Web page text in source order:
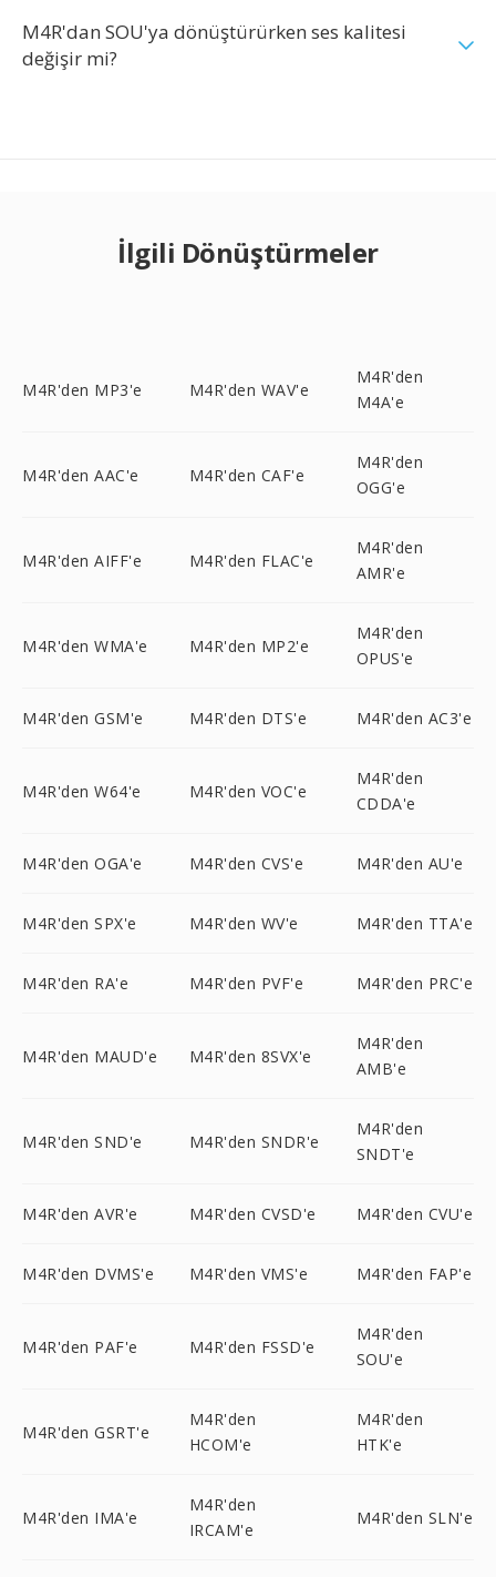
M4R'dan SOU'ya dönüştürürken ses kalitesi
değişir mi?
İlgili Dönüştürmeler
M4R'den MP3'e M4R'den WAV'e
M4R'den
M4A'e
M4R'den AAC'e M4R'den CAF'e
M4R'den
OGG'e
M4R'den AIFF'e M4R'den FLAC'e
M4R'den
AMR'e
M4R'den WMA'e M4R'den MP2'e
M4R'den
OPUS'e
M4R'den GSM'e M4R'den DTS'e M4R'den AC3'e
M4R'den W64'e M4R'den VOC'e
M4R'den
CDDA'e
M4R'den OGA'e M4R'den CVS'e M4R'den AU'e
M4R'den SPX'e M4R'den WV'e M4R'den TTA'e
M4R'den RA'e M4R'den PVF'e M4R'den PRC'e
M4R'den MAUD'e M4R'den 8SVX'e
M4R'den
AMB'e
M4R'den SND'e M4R'den SNDR'e
M4R'den
SNDT'e
M4R'den AVR'e M4R'den CVSD'e M4R'den CVU'e
M4R'den DVMS'e M4R'den VMS'e M4R'den FAP'e
M4R'den PAF'e M4R'den FSSD'e
M4R'den
SOU'e
M4R'den GSRT'e
M4R'den
HCOM'e
M4R'den
HTK'e
M4R'den IMA'e
M4R'den
IRCAM'e
M4R'den SLN'e